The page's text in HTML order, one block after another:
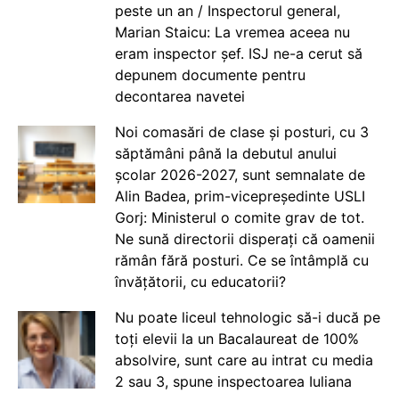
peste un an / Inspectorul general,
Marian Staicu: La vremea aceea nu
eram inspector șef. ISJ ne-a cerut să
depunem documente pentru
decontarea navetei
Noi comasări de clase și posturi, cu 3
săptămâni până la debutul anului
școlar 2026-2027, sunt semnalate de
Alin Badea, prim-vicepreședinte USLI
Gorj: Ministerul o comite grav de tot.
Ne sună directorii disperați că oamenii
rămân fără posturi. Ce se întâmplă cu
învățătorii, cu educatorii?
Nu poate liceul tehnologic să-i ducă pe
toți elevii la un Bacalaureat de 100%
absolvire, sunt care au intrat cu media
2 sau 3, spune inspectoarea Iuliana